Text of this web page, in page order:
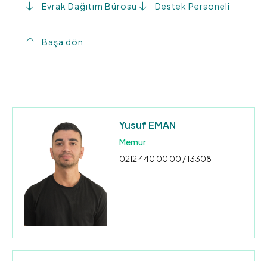
Evrak Dağıtım Bürosu Destek Personeli
Başa dön
Yusuf EMAN
Memur
0212 440 00 00 / 13308